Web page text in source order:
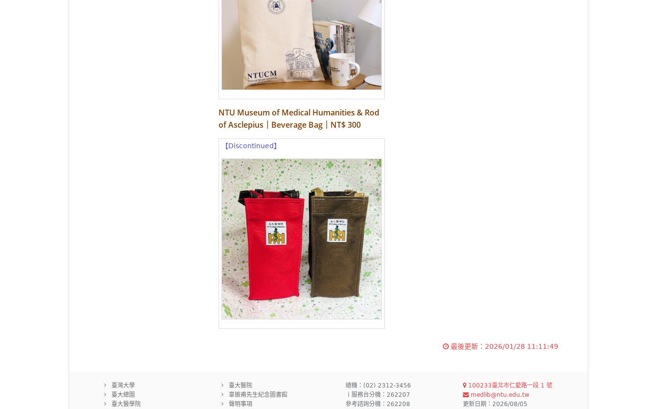
NTU Museum of Medical Humanities & Rod
of Asclepius｜Beverage Bag｜NT$ 300
【Discontinued】
最後更新： 2026/01/28 11:11:49
臺灣大學
臺大總圖
臺大醫學院
臺大醫院
辜振甫先生紀念圖書館
聲明事項
總機：(02) 2312-3456
ｉ服務台分機：262207
參考諮詢分機：262208
100233臺北市仁愛路一段 1 號
medlib@ntu.edu.tw
更新日期：2026/08/05